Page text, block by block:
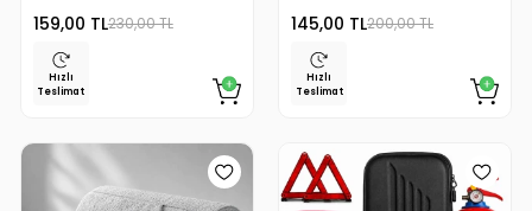
159,00 TL230,00 TL
Hızlı
Teslimat
145,00 TL200,00 TL
Hızlı
Teslimat